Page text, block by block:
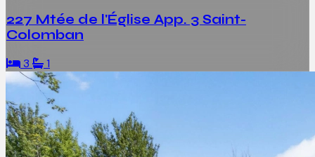
227 Mtée de l'Église App. 3 Saint-
Colomban
3 1